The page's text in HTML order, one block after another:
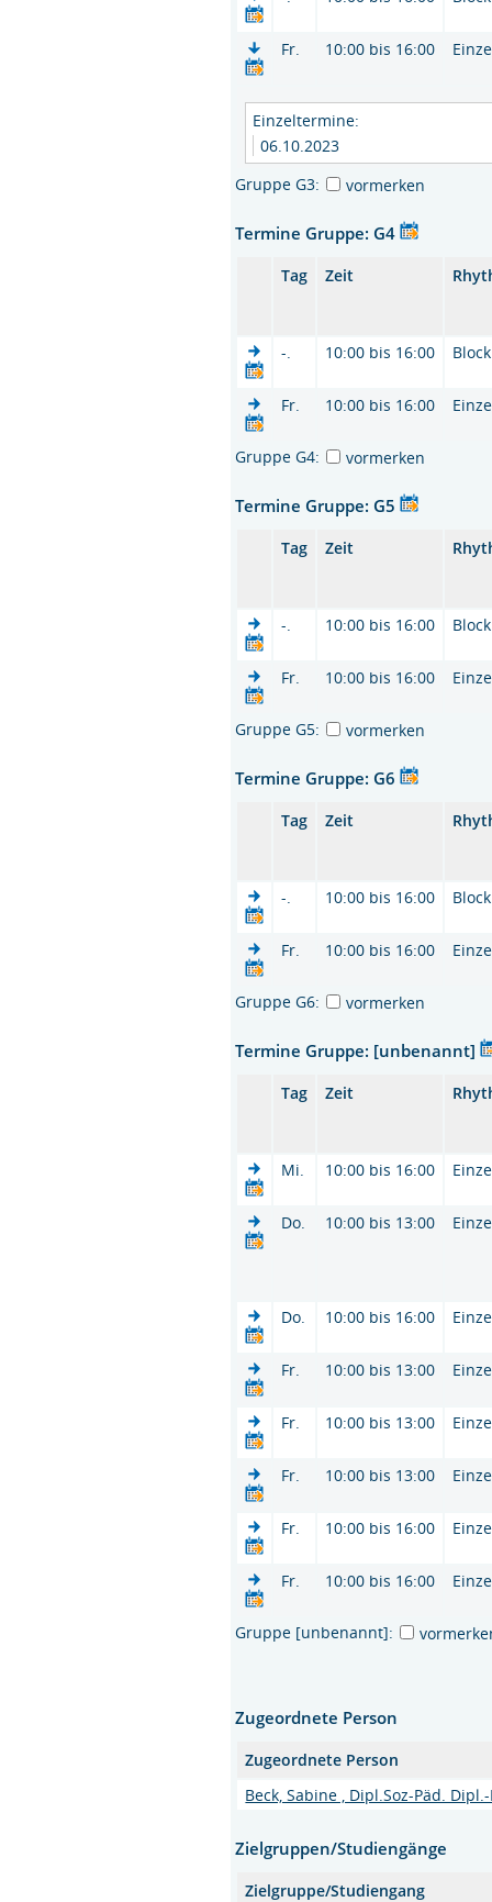
Fr. 10:00 bis 16:00
Einzeltermine:
06.10.2023
Gruppe G3:
vormerken
Termine Gruppe: G4
Tag Zeit
-. 10:00 bis 16:00 Block
Fr. 10:00 bis 16:00
Gruppe G4: vormerken
Termine Gruppe: G5
Tag Zeit
-. 10:00 bis 16:00 Block
Fr. 10:00 bis 16:00
Gruppe G5: vormerken
Termine Gruppe: G6
Tag Zeit
-. 10:00 bis 16:00 Block
Fr. 10:00 bis 16:00
Gruppe G6: vormerken
Termine Gruppe: [unbenannt]
Tag Zeit
Mi. 10:00 bis 16:00
Do. 10:00 bis 13:00
Do. 10:00 bis 16:00
Fr. 10:00 bis 13:00
Fr. 10:00 bis 13:00
Fr. 10:00 bis 13:00
Fr. 10:00 bis 16:00
Fr. 10:00 bis 16:00
Gruppe [unbenannt]:
Zugeordnete Person
Zugeordnete Person
Beck, Sabine , Dipl.Soz-Päd.
Zielgruppen/Studiengänge
Zielgruppe/Studiengang